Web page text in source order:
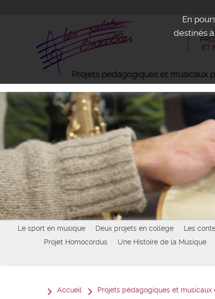
En
destinés
ET
Projets pédagogiques et musicaux
Le sport en musique Deux projets en collège Les
Projet Homocordus
Une Histoire de la Musique
Accueil Projets pédagogiques et musicaux